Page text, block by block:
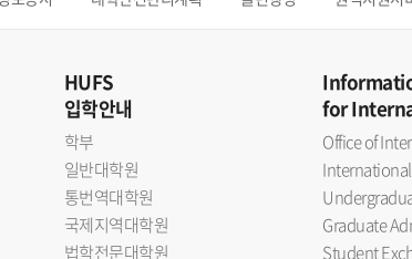
HUFS
입학안내
학부
일반대학원
통번역대학원
국제지역대학원
법학전문대학원
for
Office of
Graduate
Student